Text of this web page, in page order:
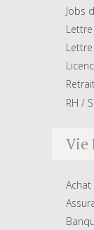
Jobs
RH /
Vie